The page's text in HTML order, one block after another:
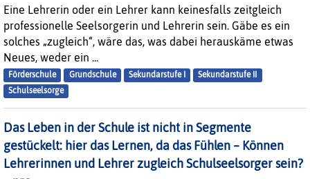
Eine Lehrerin oder ein Lehrer kann keinesfalls zeitgleich
professionelle Seelsorgerin und Lehrerin sein. Gäbe es ein
solches „zugleich“, wäre das, was dabei herauskäme etwas
Neues, weder ein ...
Förderschule Grundschule Sekundarstufe I
Sekundarstufe II
Schulseelsorge
Das Leben in der Schule ist nicht in Segmente
gestückelt: hier das Lernen, da das Fühlen – Können
Lehrerinnen und Lehrer zugleich Schulseelsorger sein?